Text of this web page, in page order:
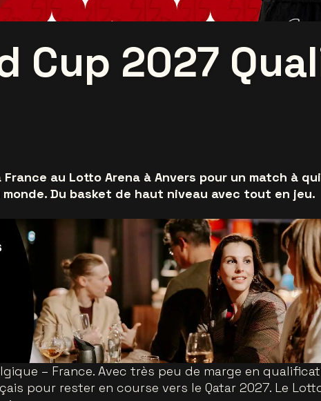
Cup 2027
au Lotto Arena à Anvers pour un match à
Du basket de haut niveau avec tout en jeu.
– France. Avec très peu de marge en
pour rester en course vers le Qatar 2027. Le